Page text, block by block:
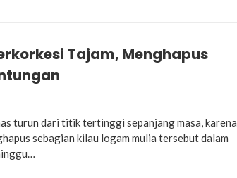
Tajam, Menghapus
turun dari titik tertinggi sepanjang masa, karena
sebagian kilau logam mulia tersebut dalam